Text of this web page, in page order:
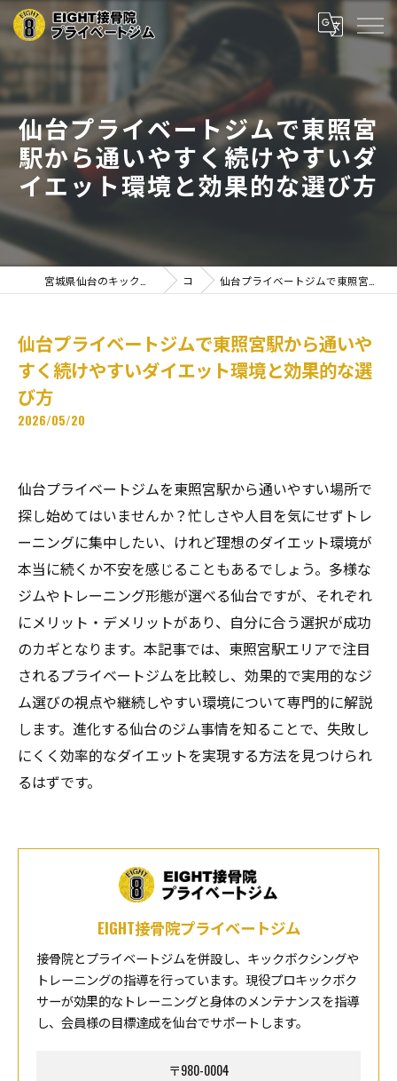
仙台プライベートジムで東照宮
駅から通いやすく続けやすいダ
イエット環境と効果的な選び方
コラム 仙台プライベートジムで東照宮駅から通いやすく続けやすいダイエット環境と効果的な選び方
仙台プライベートジムで東照宮駅から通いや
すく続けやすいダイエット環境と効果的な選
び方
2026/05/20
仙台プライベートジムを東照宮駅から通いやすい場所で
探し始めてはいませんか？忙しさや人目を気にせずトレ
ーニングに集中したい、けれど理想のダイエット環境が
本当に続くか不安を感じることもあるでしょう。多様な
ジムやトレーニング形態が選べる仙台ですが、それぞれ
にメリット・デメリットがあり、自分に合う選択が成功
のカギとなります。本記事では、東照宮駅エリアで注目
されるプライベートジムを比較し、効果的で実用的なジ
ム選びの視点や継続しやすい環境について専門的に解説
します。進化する仙台のジム事情を知ることで、失敗し
にくく効率的なダイエットを実現する方法を見つけられ
るはずです。
EIGHT接骨院プライベートジム
接骨院とプライベートジムを併設し、キックボクシングや
トレーニングの指導を行っています。現役プロキックボク
サーが効果的なトレーニングと身体のメンテナンスを指導
し、会員様の目標達成を仙台でサポートします。
〒980-0004